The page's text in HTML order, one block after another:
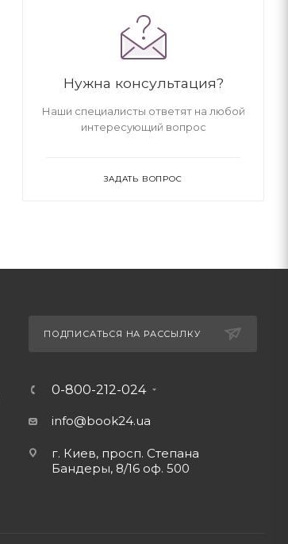
Нужна консультация?
Наши специалисты ответят на любой
интересующий вопрос
ЗАДАТЬ ВОПРОС
ПОДПИСАТЬСЯ НА РАССЫЛКУ
0-800-212-024
info@book24.ua
г. Киев, просп. Степана
Бандеры, 8/16 оф. 500